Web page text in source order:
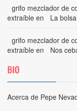
grifo mezclador de
extraíble en La
grifo mezclador de
extraíble en Nos
BIO
Acerca de Pepe